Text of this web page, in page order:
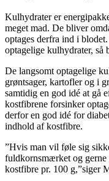
Kulhydrater er
meget mad. De bliver
optages derfra ind i
optagelige kulhydrater, så
De langsomt optagelige
grøntsager, kartofler og i
samtidig en god idé at gå
kostfibrene forsinker
derfor en god idé for
indhold af kostfibre.
”Hvis man vil føle sig
fuldkornsmærket og
kostfibre pr. 100 g,”siger